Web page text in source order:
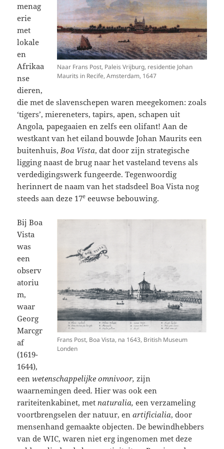
Naar Frans Post, Paleis Vrijburg, residentie Johan
Maurits in Recife, Amsterdam, 1647
menag
erie
met
lokale
en
Afrikaa
nse
dieren,
die met de slavenschepen waren meegekomen: zoals
‘tigers’, miereneters, tapirs, apen, schapen uit
Angola, papegaaien en zelfs een olifant! Aan de
westkant van het eiland bouwde Johan Maurits een
buitenhuis, Boa Vista, dat door zijn strategische
ligging naast de brug naar het vasteland tevens als
verdedigingswerk fungeerde. Tegenwoordig
herinnert de naam van het stadsdeel Boa Vista nog
steeds aan deze 17e eeuwse bebouwing.
Frans Post, Boa Vista, na 1643, British Museum
Londen
Bij Boa
Vista
was
een
observ
atoriu
m,
waar
Georg
Marcgr
af
(1619-
1644),
eenwetenschappelijke omnivoor, zijn
waarnemingen deed. Hier was ook een
rariteitenkabinet, met naturalia, een verzameling
voortbrengselen der natuur, enartificialia, door
mensenhand gemaakte objecten. De bewindhebbers
van de WIC, waren niet erg ingenomen met deze